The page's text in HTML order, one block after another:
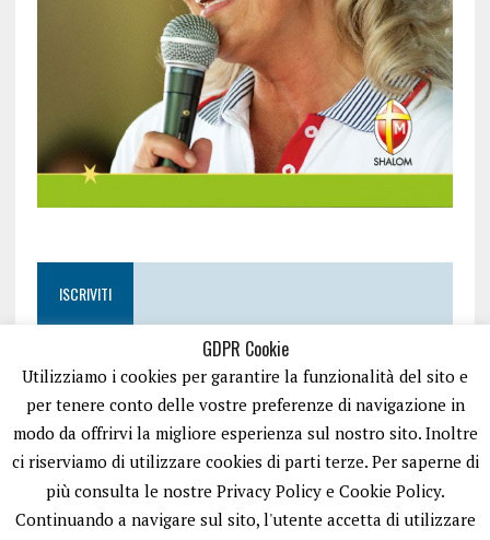
ISCRIVITI
GDPR Cookie
Utilizziamo i cookies per garantire la funzionalità del sito e
per tenere conto delle vostre preferenze di navigazione in
modo da offrirvi la migliore esperienza sul nostro sito. Inoltre
ci riserviamo di utilizzare cookies di parti terze. Per saperne di
più consulta le nostre Privacy Policy e Cookie Policy.
Continuando a navigare sul sito, l'utente accetta di utilizzare